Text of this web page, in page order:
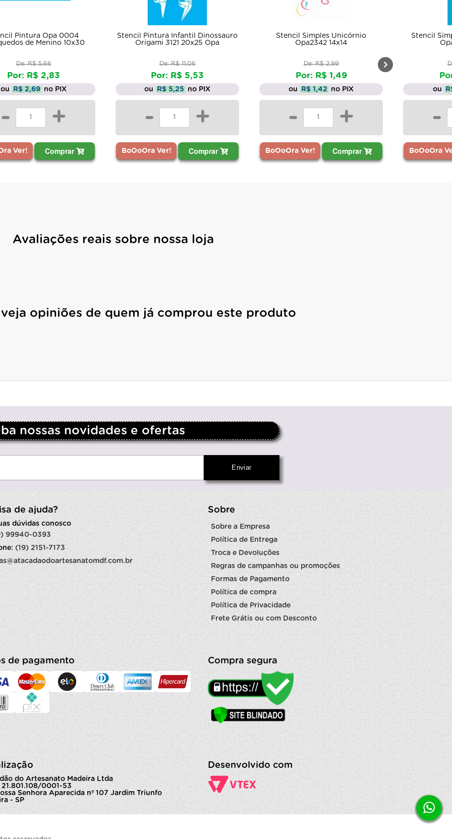
Pintura Infantil Dinossauro
3121 20x25 Opa
De: R$ 11,06
Por: R$ 5,53
ou R$ 5,25 no PIX
- +
Ver! Comprar
Stencil Simples Unicórnio
Opa2342 14x14
De: R$ 2,99
Por: R$ 1,49
ou R$ 1,42 no PIX
- +
BoOoOra Ver! Comprar
Stencil Simples Laço Sapatilha
Opa 1965 7x15
De: R$ 3,69
Por: R$ 1,85
ou R$ 1,76 no PIX
- +
BoOoOra Ver! Comprar
Stencil
ou
-
BoOoOra
Avaliações reais sobre nossa loja
opiniões de quem já comprou este produto
nossas novidades e ofertas
de ajuda?
dúvidas conosco
99940-0393
(19) 2151-7173
Sobre
Sobre a Empresa
Política de Entrega
Troca e Devoluções
Regras de campanhas ou promoções
Formas de Pagamento
Política de compra
Política de Privacidade
Frete Grátis ou com Desconto
de pagamento Compra segura
do Artesanato Madeira Ltda
21.801.108/0001-53
Senhora Aparecida nº 107 Jardim Triunfo
- SP
Desenvolvido com